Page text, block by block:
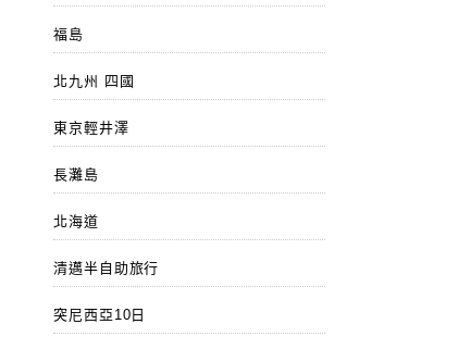
福島
北九州 四國
東京輕井澤
長灘島
北海道
清邁半自助旅行
突尼西亞10日